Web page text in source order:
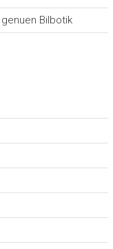
Bilbotik